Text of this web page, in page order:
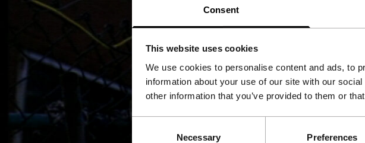
Consent
This website uses cookies
We use cookies to personalise content and ads, to
information about your use of our site with our
other information that you’ve provided to them or
Necessary Preferences